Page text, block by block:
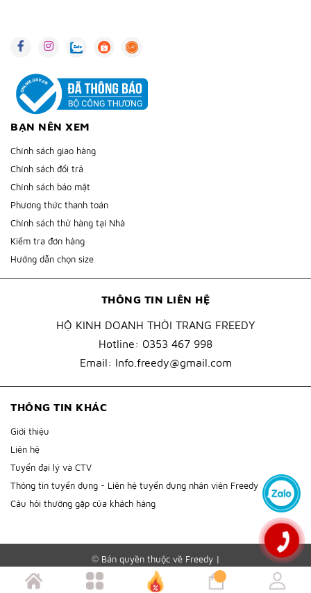
THÔNG TIN LIÊN HỆ
HỘ KINH DOANH THỜI TRANG FREEDY
Hotline: 0353 467 998
Email: Info.freedy@gmail.com
BẠN NÊN XEM
Chính sách giao hàng
Chính sách đổi trả
Chính sách bảo mật
Phương thức thanh toán
Chính sách thử hàng tại Nhà
Kiểm tra đơn hàng
Hướng dẫn chọn size
THÔNG TIN KHÁC
Giới thiệu
Liên hệ
Tuyển đại lý và CTV
Thông tin tuyển dụng - Liên hệ tuyển dụng nhân viên Freedy
Câu hỏi thường gặp của khách hàng
© Bản quyền thuộc về Freedy |
Cung cấp bởi